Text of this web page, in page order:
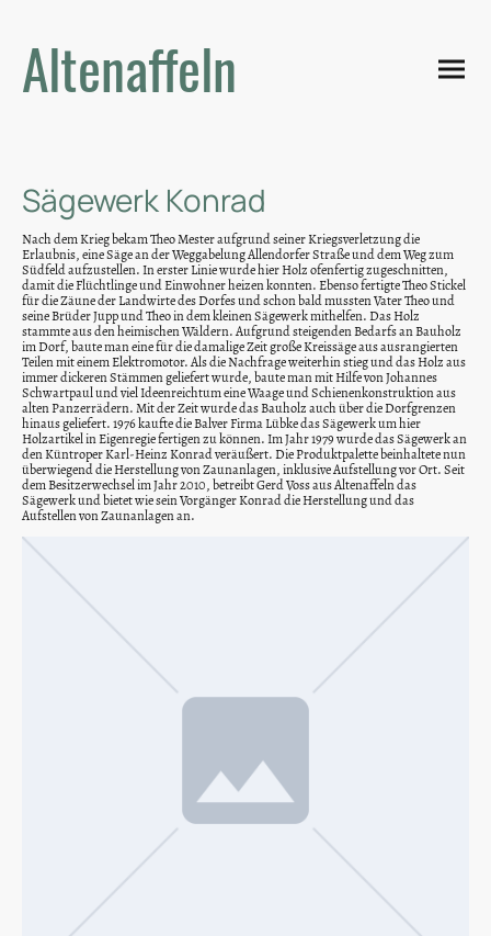
Altenaffeln
Sägewerk Konrad
Nach dem Krieg bekam Theo Mester aufgrund seiner Kriegsverletzung die
Erlaubnis, eine Säge an der Weggabelung Allendorfer Straße und dem Weg zum
Südfeld aufzustellen. In erster Linie wurde hier Holz ofenfertig zugeschnitten,
damit die Flüchtlinge und Einwohner heizen konnten. Ebenso fertigte Theo Stickel
für die Zäune der Landwirte des Dorfes und schon bald mussten Vater Theo und
seine Brüder Jupp und Theo in dem kleinen Sägewerk mithelfen. Das Holz
stammte aus den heimischen Wäldern. Aufgrund steigenden Bedarfs an Bauholz
im Dorf, baute man eine für die damalige Zeit große Kreissäge aus ausrangierten
Teilen mit einem Elektromotor. Als die Nachfrage weiterhin stieg und das Holz aus
immer dickeren Stämmen geliefert wurde, baute man mit Hilfe von Johannes
Schwartpaul und viel Ideenreichtum eine Waage und Schienenkonstruktion aus
alten Panzerrädern. Mit der Zeit wurde das Bauholz auch über die Dorfgrenzen
hinaus geliefert. 1976 kaufte die Balver Firma Lübke das Sägewerk um hier
Holzartikel in Eigenregie fertigen zu können. Im Jahr 1979 wurde das Sägewerk an
den Küntroper Karl-Heinz Konrad veräußert. Die Produktpalette beinhaltete nun
überwiegend die Herstellung von Zaunanlagen, inklusive Aufstellung vor Ort. Seit
dem Besitzerwechsel im Jahr 2010, betreibt Gerd Voss aus Altenaffeln das
Sägewerk und bietet wie sein Vorgänger Konrad die Herstellung und das
Aufstellen von Zaunanlagen an.